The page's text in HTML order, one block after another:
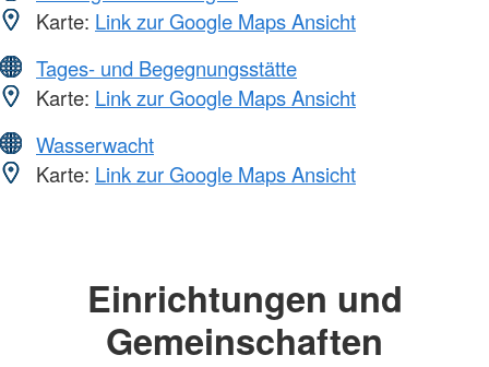
Karte: Link zur Google Maps Ansicht
Tages- und Begegnungsstätte
Karte: Link zur Google Maps Ansicht
Wasserwacht
Karte: Link zur Google Maps Ansicht
Einrichtungen und
Gemeinschaften